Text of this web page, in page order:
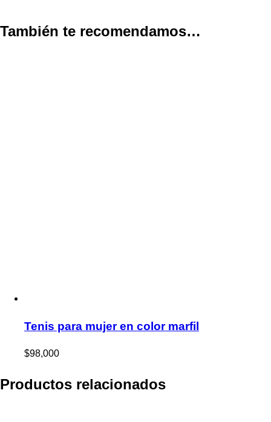
También te recomendamos…
Tenis para mujer en color marfil
$98,000
Productos relacionados